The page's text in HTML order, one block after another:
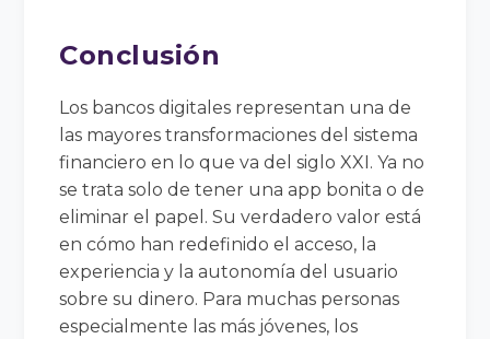
Conclusión
Los bancos digitales representan una de
las mayores transformaciones del sistema
financiero en lo que va del siglo XXI. Ya no
se trata solo de tener una app bonita o de
eliminar el papel. Su verdadero valor está
en cómo han redefinido el acceso, la
experiencia y la autonomía del usuario
sobre su dinero. Para muchas personas
especialmente las más jóvenes, los